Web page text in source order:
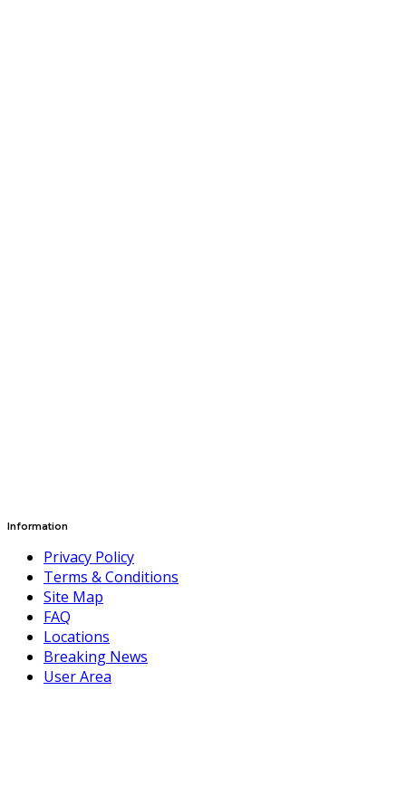
Information
Privacy Policy
Terms & Conditions
Site Map
FAQ
Locations
Breaking News
User Area